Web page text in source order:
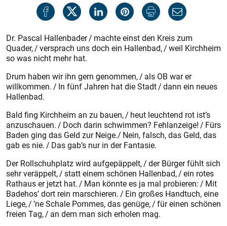
Dr. Pascal Hallenbader / machte einst den Kreis zum
Quader, / versprach uns doch ein Hallenbad, / weil Kirchheim
so was nicht mehr hat.
Drum haben wir ihn gern genommen, / als OB war er
willkommen. / In fünf Jahren hat die Stadt / dann ein neues
Hallenbad.
Bald fing Kirchheim an zu bauen, / heut leuchtend rot ist’s
anzuschauen. / Doch darin schwimmen? Fehlanzeige! / Fürs
Baden ging das Geld zur Neige./ Nein, falsch, das Geld, das
gab es nie. / Das gab’s nur in der Fantasie.
Der Rollschuhplatz wird aufgepäppelt, / der Bürger fühlt sich
sehr veräppelt, / statt einem schönen Hallenbad, / ein rotes
Rathaus er jetzt hat. / Man könnte es ja mal probieren: / Mit
Badehos’ dort rein marschieren. / Ein großes Handtuch, eine
Liege, / ’ne Schale Pommes, das genüge, / für einen schönen
freien Tag, / an dem man sich erholen mag.